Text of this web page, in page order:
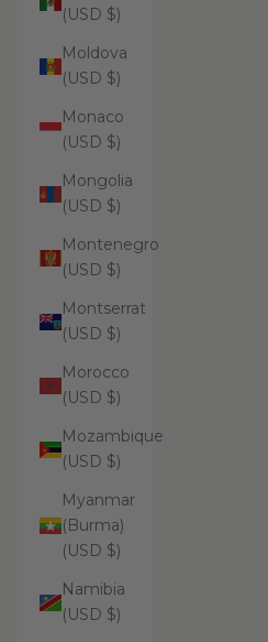
(USD $)
Moldova
(USD $)
Monaco
(USD $)
Mongolia
(USD $)
Montenegro
(USD $)
Montserrat
(USD $)
Morocco
(USD $)
Mozambique
(USD $)
Myanmar
(Burma)
(USD $)
Namibia
(USD $)